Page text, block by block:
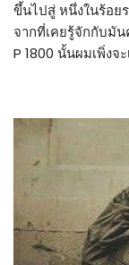
ขึ้นไปสู่ หนึ่งในร้อย
จากที่เคยรู้จักกับมั
P 1800 นั้นผมเพิ่งจ